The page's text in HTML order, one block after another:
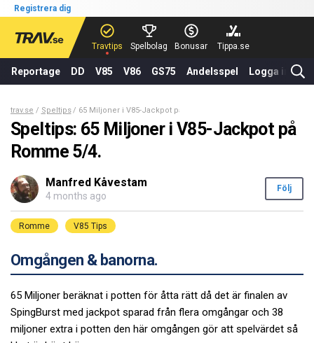
Registrera dig
Travtips Spelbolag Bonusar Tippa.se
Reportage DD V85 V86 GS75 Andelsspel Logga in
trav.se Speltips 65 Miljoner i V85-Jackpot på Romme 5/4.
Speltips: 65 Miljoner i V85-Jackpot på
Romme 5/4.
Manfred Kåvestam
4 months ago
Följ
Romme V85 Tips
Omgången & banorna.
65 Miljoner beräknat i potten för åtta rätt då det är finalen av
SpingBurst med jackpot sparad från flera omgångar och 38
miljoner extra i potten den här omgången gör att spelvärdet så